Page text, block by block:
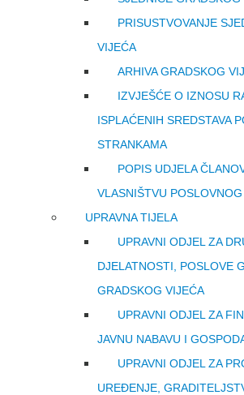
PRISUSTVOVANJE
VIJEĆA
ARHIVA GRADSKOG
IZVJEŠĆE O IZNOSU
ISPLAĆENIH SREDSTAVA
STRANKAMA
POPIS UDJELA
VLASNIŠTVU
UPRAVNA TIJELA
UPRAVNI ODJEL ZA
DJELATNOSTI, POSLOVE
GRADSKOG VIJEĆA
UPRAVNI ODJEL ZA
JAVNU NABAVU I
UPRAVNI ODJEL ZA
UREĐENJE,